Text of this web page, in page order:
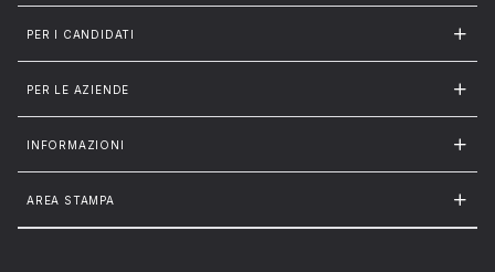
PER I CANDIDATI
PER LE AZIENDE
INFORMAZIONI
AREA STAMPA